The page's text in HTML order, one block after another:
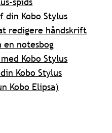
Kobo Stylus
redigere håndskrift
en notesbog
Kobo Stylus
Kobo Stylus
Kobo Elipsa)